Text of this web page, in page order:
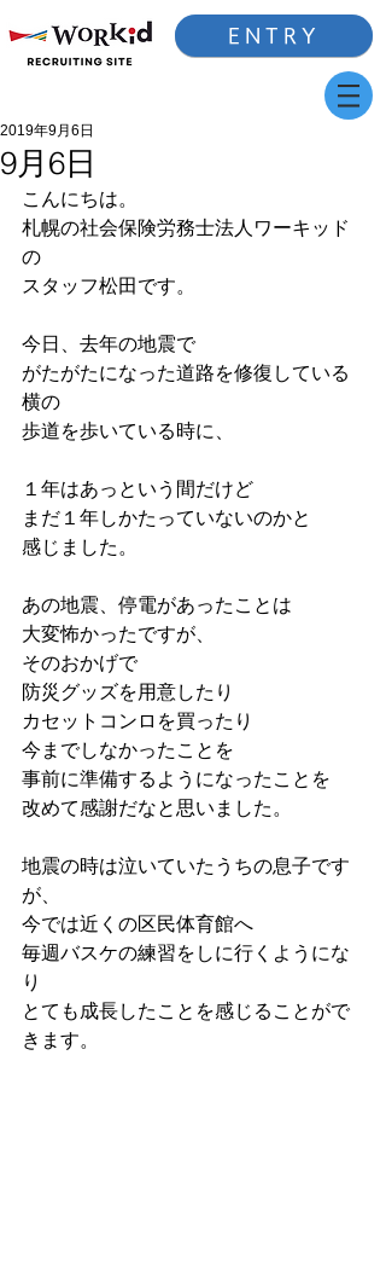
ENTRY
9月6日
2019年9月6日
こんにちは。
札幌の社会保険労務士法人ワーキッド
の
スタッフ松田です。
今日、去年の地震で
がたがたになった道路を修復している
横の
歩道を歩いている時に、
１年はあっという間だけど
まだ１年しかたっていないのかと
感じました。
あの地震、停電があったことは
大変怖かったですが、
そのおかげで
防災グッズを用意したり
カセットコンロを買ったり
今までしなかったことを
事前に準備するようになったことを
改めて感謝だなと思いました。
地震の時は泣いていたうちの息子です
が、
今では近くの区民体育館へ
毎週バスケの練習をしに行くようにな
り
とても成長したことを感じることがで
きます。